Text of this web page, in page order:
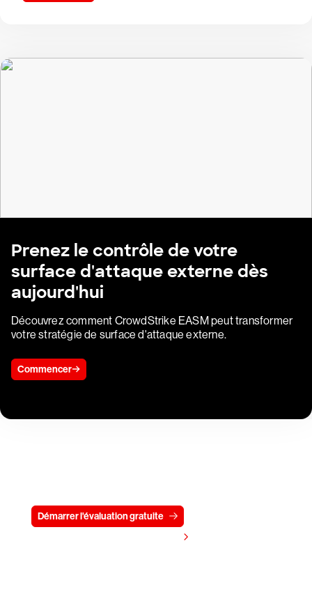
Prenez le contrôle de votre
surface d'attaque externe dès
aujourd'hui
Découvrez comment CrowdStrike EASM peut transformer
votre stratégie de surface d'attaque externe.
Commencer
Démarrer l'évaluation gratuite